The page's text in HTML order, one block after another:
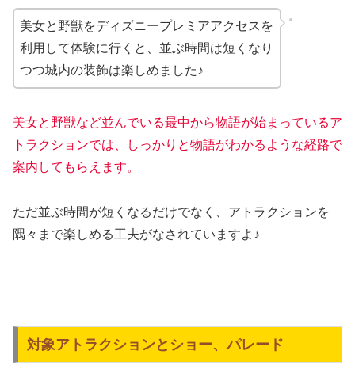
美女と野獣をディズニープレミアアクセスを
利用して体験に行くと、並ぶ時間は短くなり
つつ城内の装飾は楽しめました♪
美女と野獣など並んでいる最中から物語が始まっているア
トラクションでは、しっかりと物語がわかるような経路で
案内してもらえます。
ただ並ぶ時間が短くなるだけでなく、アトラクションを
隅々まで楽しめる工夫がなされていますよ♪
対象アトラクションとショー、パレード